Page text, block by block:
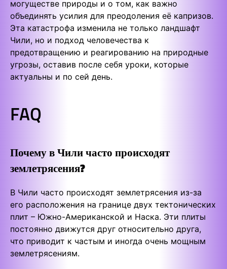
могуществе природы и о том, как важно
объединять усилия для преодоления её капризов.
Эта катастрофа изменила не только ландшафт
Чили, но и подход человечества к
предотвращению и реагированию на природные
угрозы, оставив после себя уроки, которые
актуальны и по сей день.
FAQ
Почему в Чили часто происходят
землетрясения?
В Чили часто происходят землетрясения из-за
его расположения на границе двух тектонических
плит – Южно-Американской и Наска. Эти плиты
постоянно движутся друг относительно друга,
что приводит к частым и иногда очень мощным
землетрясениям.